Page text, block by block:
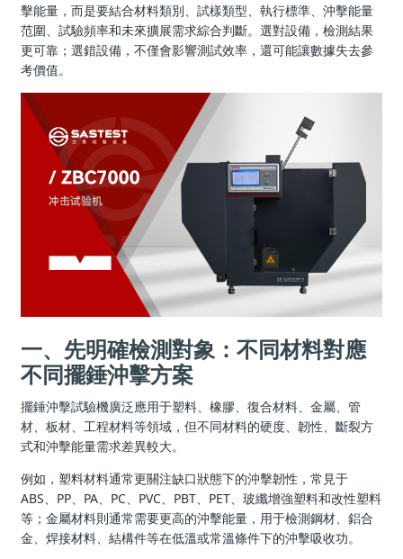
擊能量，而是要結合材料類別、試樣類型、執行標準、沖擊能量
范圍、試驗頻率和未來擴展需求綜合判斷。選對設備，檢測結果
更可靠；選錯設備，不僅會影響測試效率，還可能讓數據失去參
考價值。
一、先明確檢測對象：不同材料對應
不同擺錘沖擊方案
擺錘沖擊試驗機廣泛應用于塑料、橡膠、復合材料、金屬、管
材、板材、工程材料等領域，但不同材料的硬度、韌性、斷裂方
式和沖擊能量需求差異較大。
例如，塑料材料通常更關注缺口狀態下的沖擊韌性，常見于
ABS、PP、PA、PC、PVC、PBT、PET、玻纖增強塑料和改性塑料
等；金屬材料則通常需要更高的沖擊能量，用于檢測鋼材、鋁合
金、焊接材料、結構件等在低溫或常溫條件下的沖擊吸收功。